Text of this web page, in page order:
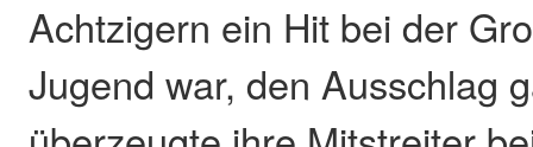
Achtzigern ein Hit bei der
Jugend war, den Ausschlag